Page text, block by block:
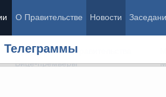
О Правительстве Новости
Телеграммы
Председатель Правительства
Вице-премьеры